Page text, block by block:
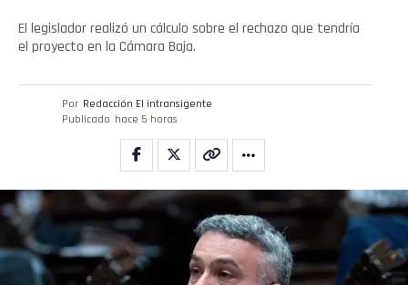
El legislador realizó un cálculo sobre el rechazo que tendría
el proyecto en la Cámara Baja.
Por Redacción El intransigente
Publicado hace 5 horas